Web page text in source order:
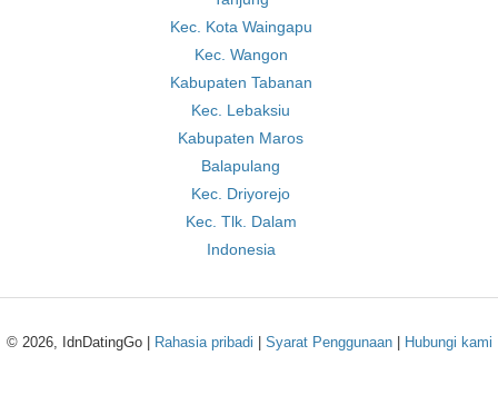
Kec. Kota Waingapu
Kec. Wangon
Kabupaten Tabanan
Kec. Lebaksiu
Kabupaten Maros
Balapulang
Kec. Driyorejo
Kec. Tlk. Dalam
Indonesia
© 2026, IdnDatingGo | Rahasia pribadi Syarat Penggunaan| Hubungi kami